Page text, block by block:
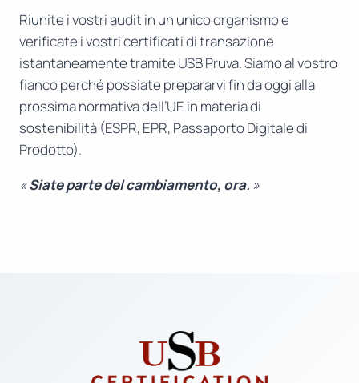
Riunite i vostri audit in un unico organismo e
verificate i vostri certificati di transazione
istantaneamente tramite USB Pruva. Siamo al vostro
fianco perché possiate prepararvi fin da oggi alla
prossima normativa dell’UE in materia di
sostenibilità (ESPR, EPR, Passaporto Digitale di
Prodotto).
«Siate parte del cambiamento, ora. »